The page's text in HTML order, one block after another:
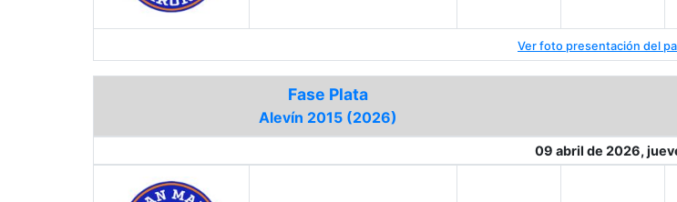
Ver foto presentación del
Fase Plata
Alevín 2015 (2026)
09 abril de 2026,